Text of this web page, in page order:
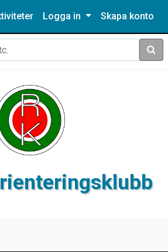
Logga in Skapa konto
Sök